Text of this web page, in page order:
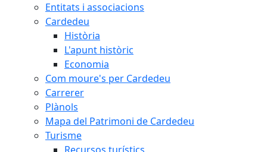
Entitats i associacions
Cardedeu
Història
L'apunt històric
Economia
Com moure's per Cardedeu
Carrerer
Plànols
Mapa del Patrimoni de Cardedeu
Turisme